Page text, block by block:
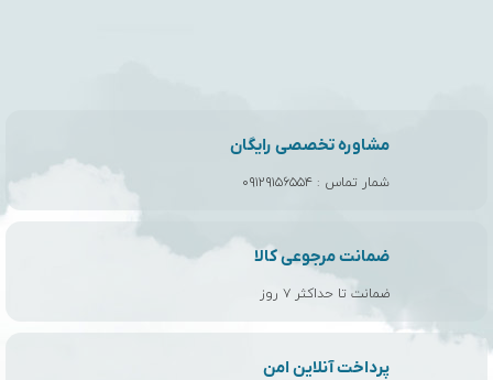
مشاوره تخصصی رایگان
شمار تماس : ۰۹۱۲۹۱۵۶۵۵۴
ضمانت مرجوعی کالا
ضمانت تا حداکثر ۷ روز
پرداخت آنلاین امن